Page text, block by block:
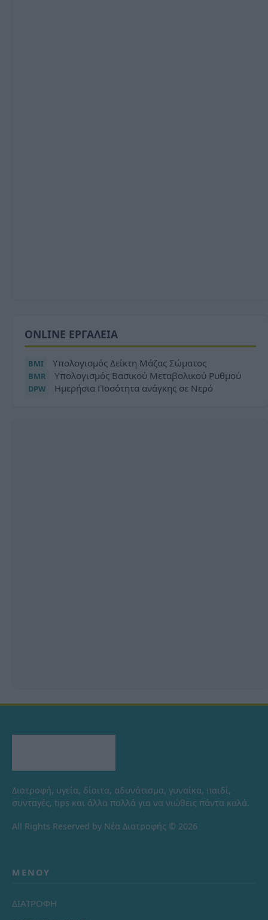
ONLINE ΕΡΓΑΛΕΙΑ
BMI Υπολογισμός Δείκτη Μάζας Σώματος
BMR Υπολογισμός Βασικού Μεταβολικού Ρυθμού
DPW Ημερήσια Ποσότητα ανάγκης σε Νερό
Διατροφή, υγεία, δίαιτα, αδυνάτισμα, γυναίκα, παιδί,
συνταγές, tips και άλλα πολλά για να νιώθεις πάντα καλά.
All Rights Reserved by Νέα Διατροφής © 2026
ΜΕΝΟΎ
ΔΙΑΤΡΟΦΗ